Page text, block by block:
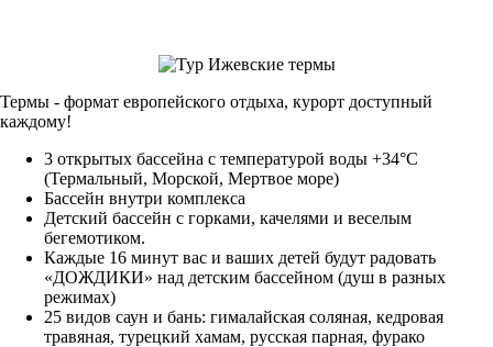
Термы - формат европейского отдыха, курорт доступный
каждому!
3 открытых бассейна с температурой воды +34°С
(Термальный, Морской, Мертвое море)
Бассейн внутри комплекса
Детский бассейн с горками, качелями и веселым
бегемотиком.
Каждые 16 минут вас и ваших детей будут радовать
«ДОЖДИКИ» над детским бассейном (душ в разных
режимах)
25 видов саун и бань: гималайская соляная, кедровая
травяная, турецкий хамам, русская парная, фурако